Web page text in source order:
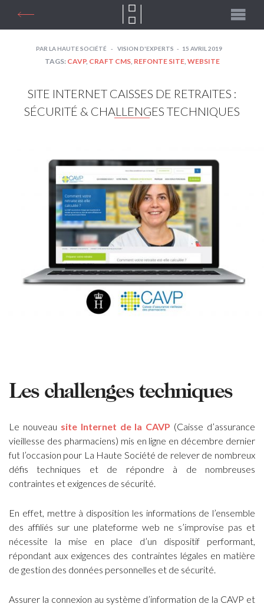
PAR LA HAUTE SOCIÉTÉ VISION D'EXPERTS 15 AVRIL 2019
TAGS: CAVP, CRAFT CMS, REFONTE SITE, WEBSITE
SITE INTERNET CAISSES DE RETRAITES :
SÉCURITÉ & CHALLENGES TECHNIQUES
Les challenges techniques
Le nouveau site Internet de la CAVP (Caisse d’assurance
vieillesse des pharmaciens) mis en ligne en décembre dernier
fut l’occasion pour La Haute Société de relever de nombreux
défis techniques et de répondre à de nombreuses
contraintes et exigences de sécurité.
En effet, mettre à disposition les informations de l’ensemble
des affiliés sur une plateforme web ne s’improvise pas et
nécessite la mise en place d’un dispositif performant,
répondant aux exigences des contraintes légales en matière
de gestion des données personnelles et de sécurité.
Assurer la connexion au système d’information de la CAVP et